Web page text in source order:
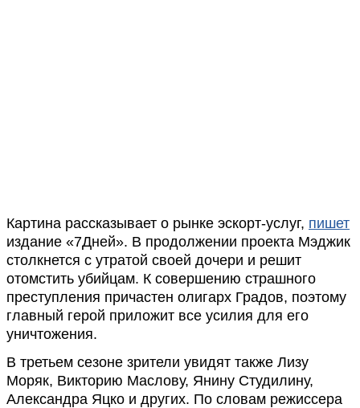
Картина рассказывает о рынке эскорт-услуг, пишет
издание «7Дней». В продолжении проекта Мэджик
столкнется с утратой своей дочери и решит
отомстить убийцам. К совершению страшного
преступления причастен олигарх Градов, поэтому
главный герой приложит все усилия для его
уничтожения.
В третьем сезоне зрители увидят также Лизу
Моряк, Викторию Маслову, Янину Студилину,
Александра Яцко и других. По словам режиссера